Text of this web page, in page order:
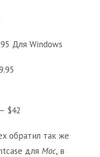
Для Windows
$42
обратил так же
для Mac, в